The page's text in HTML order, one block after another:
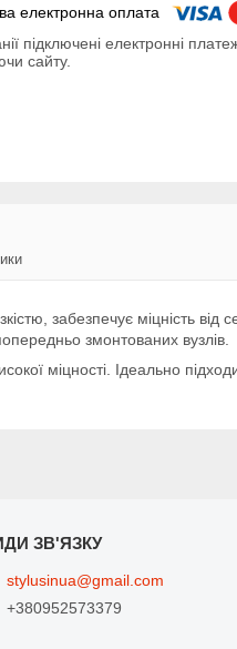
підключені електронні
сайту.
забезпечує міцність від
змонтованих вузлів.
міцності. Ідеально
stylusinua@gmail.com
+380952573379